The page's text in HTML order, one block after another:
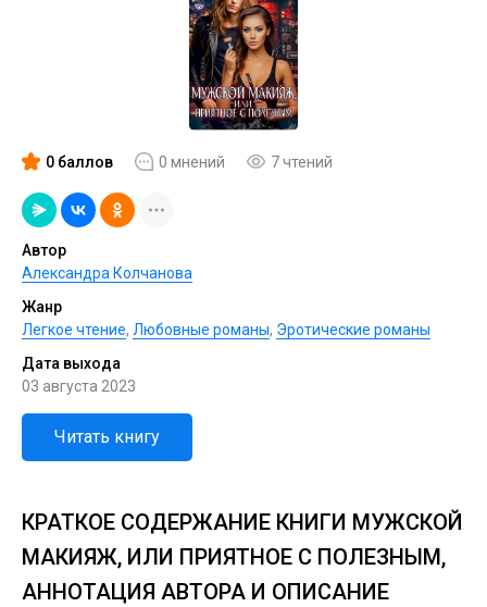
0 баллов 0 мнений 7 чтений
Автор
Александра Колчанова
Жанр
Легкое чтение, Любовные романы, Эротические романы
Дата выхода
03 августа 2023
Читать книгу
КРАТКОЕ СОДЕРЖАНИЕ КНИГИ МУЖСКОЙ
МАКИЯЖ, ИЛИ ПРИЯТНОЕ С ПОЛЕЗНЫМ,
АННОТАЦИЯ АВТОРА И ОПИСАНИЕ